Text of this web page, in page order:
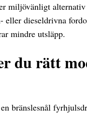
miljövänligt
eller dieseldrivna
mindre utsläpp.
du rätt
bränslesnål